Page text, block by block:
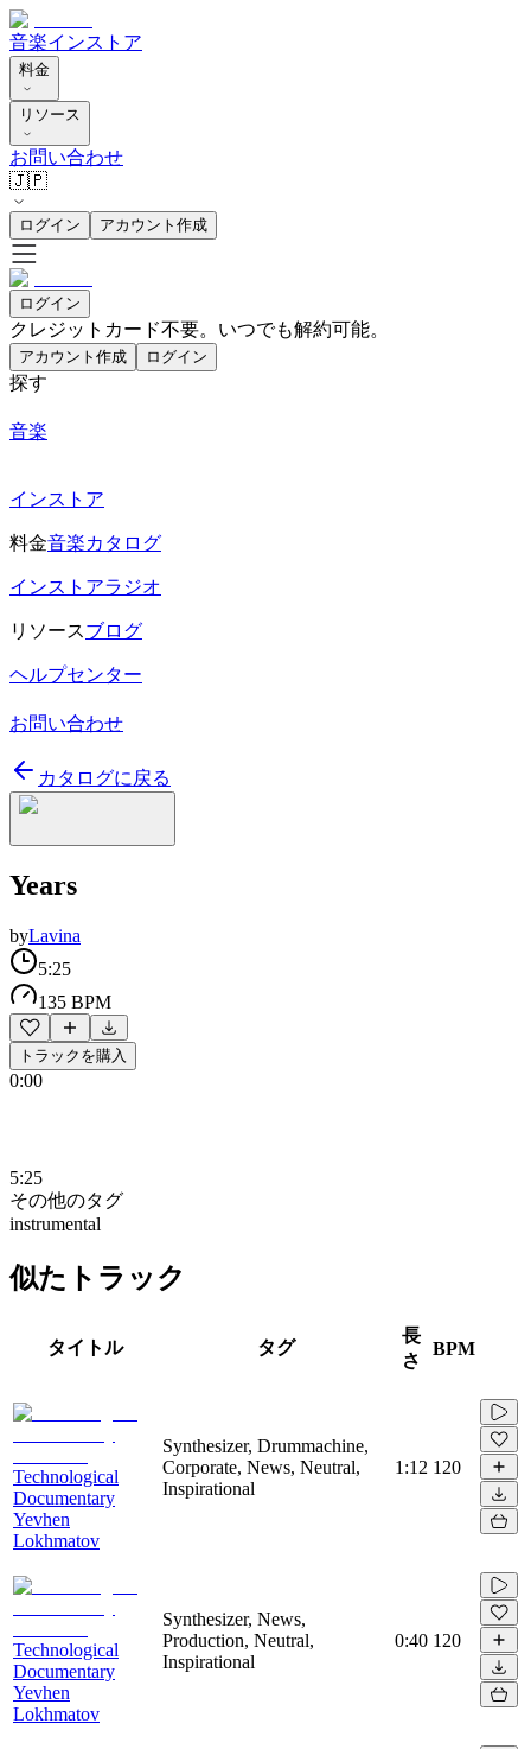
音楽インストア
料金
リソース
お問い合わせ
🇯🇵
ログイン アカウント作成
ログイン
クレジットカード不要。いつでも解約可能。
アカウント作成 ログイン
探す
音楽
インストア
料金音楽カタログ
インストアラジオ
リソースブログ
ヘルプセンター
お問い合わせ
カタログに戻る
Years
byLavina
5:25
135 BPM
トラックを購入
0:00
5:25
その他のタグ
instrumental
似たトラック
タイトル タグ
長
さ
BPM
Technological
Documentary
Yevhen
Lokhmatov
Synthesizer, Drummachine,
Corporate, News, Neutral,
Inspirational
1:12 120
Technological
Documentary
Yevhen
Lokhmatov
Synthesizer, News,
Production, Neutral,
Inspirational
0:40 120